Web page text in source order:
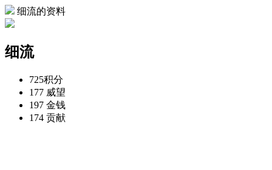
细流的资料
细流
725积分
177 威望
197 金钱
174 贡献